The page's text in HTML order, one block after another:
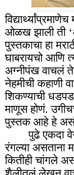
ओळख झाली ती
पुस्तकाचा हा
घाबरायचो आणि
अग्नीपंख वाचलं
नेहमीची कहाणी
शिकण्याची
माणूस होणं.
पुस्तक आहे हे असं
पुढे एकदा
रंगल्या असताना
कितीही चांगले